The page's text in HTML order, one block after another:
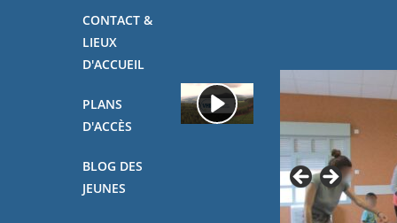
CONTACT &
LIEUX
D'ACCUEIL
PLANS
D'ACCÈS
BLOG DES
JEUNES